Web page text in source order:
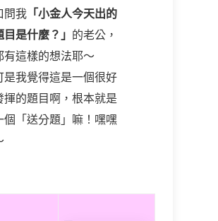
問我 「小金人今天出的
目是什麼？」 的老公，
有這樣的想法耶～
是我覺得這是一個很好
揮的題目啊，根本就是
個「送分題」嘛！嘿嘿